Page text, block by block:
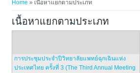
Home » เนื้อหาแยกตามประเภท
เนื้อหาแยกตามประเภท
การประชุมประจำปีวิทยาลัยแพทย์ฉุกเฉินแห่ง
ประเทศไทย ครั้งที่ 3 (The Third Annual Meeting